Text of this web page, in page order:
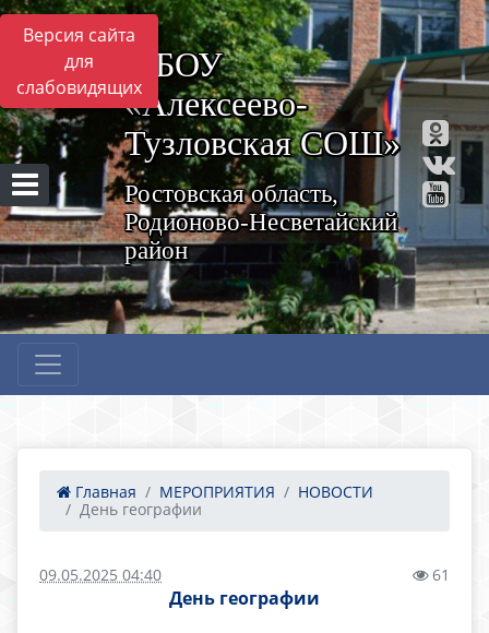
Версия сайта
для
слабовидящих
МБОУ
«Алексеево-
Тузловская СОШ»
Ростовская область,
Родионово-Несветайский
район
Главная МЕРОПРИЯТИЯ
НОВОСТИ
День географии
09.05.2025 04:40 61
День географии